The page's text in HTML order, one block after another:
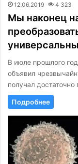
12.06.2019 4 323
Мы наконец
В июле прошлого
объявил
получал
Подробнее